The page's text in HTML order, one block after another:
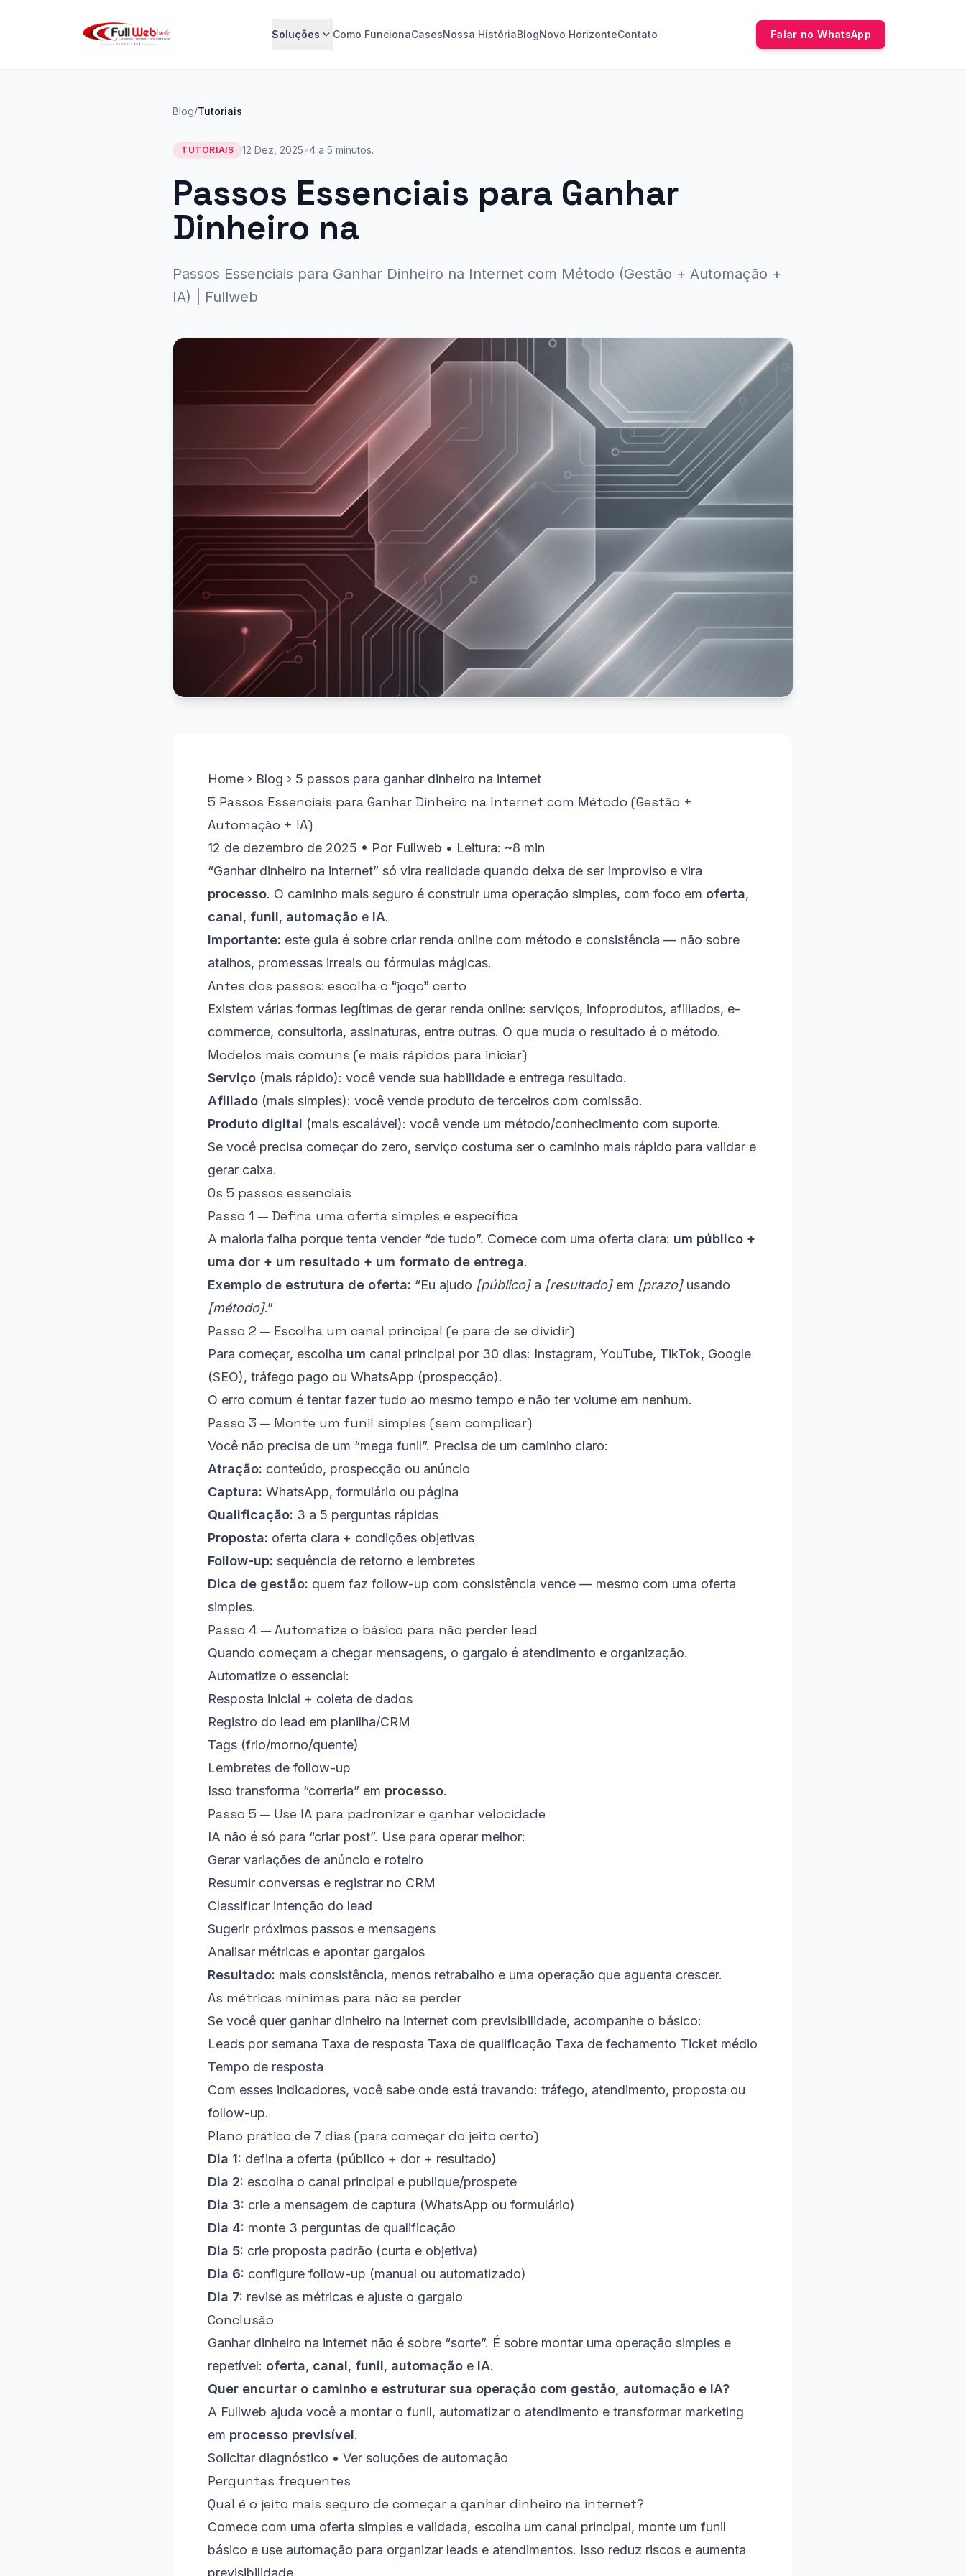
Soluções expand_more Como FuncionaCasesNossa HistóriaBlogNovo HorizonteContato Falar no WhatsApp
Blog/Tutoriais
TUTORIAIS 12 Dez, 2025•4 a 5 minutos.
Passos Essenciais para Ganhar
Dinheiro na
Passos Essenciais para Ganhar Dinheiro na Internet com Método (Gestão + Automação +
IA) | Fullweb
Home › Blog › 5 passos para ganhar dinheiro na internet
5 Passos Essenciais para Ganhar Dinheiro na Internet com Método (Gestão +
Automação + IA)
12 de dezembro de 2025 • Por Fullweb • Leitura: ~8 min
“Ganhar dinheiro na internet” só vira realidade quando deixa de ser improviso e vira
processo. O caminho mais seguro é construir uma operação simples, com foco em oferta,
canal, funil, automação e IA.
Importante: este guia é sobre criar renda online com método e consistência — não sobre
atalhos, promessas irreais ou fórmulas mágicas.
Antes dos passos: escolha o “jogo” certo
Existem várias formas legítimas de gerar renda online: serviços, infoprodutos, afiliados, e-
commerce, consultoria, assinaturas, entre outras. O que muda o resultado é o método.
Modelos mais comuns (e mais rápidos para iniciar)
Serviço (mais rápido): você vende sua habilidade e entrega resultado.
Afiliado (mais simples): você vende produto de terceiros com comissão.
Produto digital (mais escalável): você vende um método/conhecimento com suporte.
Se você precisa começar do zero, serviço costuma ser o caminho mais rápido para validar e
gerar caixa.
Os 5 passos essenciais
Passo 1 — Defina uma oferta simples e específica
A maioria falha porque tenta vender “de tudo”. Comece com uma oferta clara: um público +
uma dor + um resultado + um formato de entrega.
Exemplo de estrutura de oferta: “Eu ajudo [público]a [resultado]em [prazo]usando
[método].”
Passo 2 — Escolha um canal principal (e pare de se dividir)
Para começar, escolha um canal principal por 30 dias: Instagram, YouTube, TikTok, Google
(SEO), tráfego pago ou WhatsApp (prospecção).
O erro comum é tentar fazer tudo ao mesmo tempo e não ter volume em nenhum.
Passo 3 — Monte um funil simples (sem complicar)
Você não precisa de um “mega funil”. Precisa de um caminho claro:
Atração: conteúdo, prospecção ou anúncio
Captura: WhatsApp, formulário ou página
Qualificação: 3 a 5 perguntas rápidas
Proposta: oferta clara + condições objetivas
Follow-up: sequência de retorno e lembretes
Dica de gestão: quem faz follow-up com consistência vence — mesmo com uma oferta
simples.
Passo 4 — Automatize o básico para não perder lead
Quando começam a chegar mensagens, o gargalo é atendimento e organização.
Automatize o essencial:
Resposta inicial + coleta de dados
Registro do lead em planilha/CRM
Tags (frio/morno/quente)
Lembretes de follow-up
Isso transforma “correria” em processo.
Passo 5 — Use IA para padronizar e ganhar velocidade
IA não é só para “criar post”. Use para operar melhor:
Gerar variações de anúncio e roteiro
Resumir conversas e registrar no CRM
Classificar intenção do lead
Sugerir próximos passos e mensagens
Analisar métricas e apontar gargalos
Resultado: mais consistência, menos retrabalho e uma operação que aguenta crescer.
As métricas mínimas para não se perder
Se você quer ganhar dinheiro na internet com previsibilidade, acompanhe o básico:
Leads por semana Taxa de resposta Taxa de qualificação Taxa de fechamento Ticket médio
Tempo de resposta
Com esses indicadores, você sabe onde está travando: tráfego, atendimento, proposta ou
follow-up.
Plano prático de 7 dias (para começar do jeito certo)
Dia 1: defina a oferta (público + dor + resultado)
Dia 2: escolha o canal principal e publique/prospete
Dia 3: crie a mensagem de captura (WhatsApp ou formulário)
Dia 4: monte 3 perguntas de qualificação
Dia 5: crie proposta padrão (curta e objetiva)
Dia 6: configure follow-up (manual ou automatizado)
Dia 7: revise as métricas e ajuste o gargalo
Conclusão
Ganhar dinheiro na internet não é sobre “sorte”. É sobre montar uma operação simples e
repetível: oferta, canal, funil, automação e IA.
Quer encurtar o caminho e estruturar sua operação com gestão, automação e IA?
A Fullweb ajuda você a montar o funil, automatizar o atendimento e transformar marketing
em processo previsível.
Solicitar diagnóstico • Ver soluções de automação
Perguntas frequentes
Qual é o jeito mais seguro de começar a ganhar dinheiro na internet?
Comece com uma oferta simples e validada, escolha um canal principal, monte um funil
básico e use automação para organizar leads e atendimentos. Isso reduz riscos e aumenta
previsibilidade.